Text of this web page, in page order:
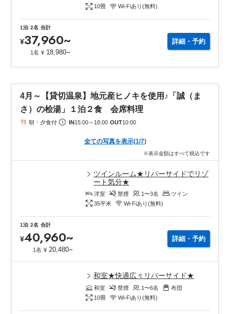
10畳 Wi-Fiあり(無料)
1泊 2名 合計
¥37,960~
1名 ¥ 18,980~
詳細・予約
4月～【貸切温泉】地元産ヒノキを使用♪「誠（ま
さ）の桧湯」１泊２食 会席料理
朝・夕食付 IN15:00～ 18:00 OUT10:00
全ての写真を表示(1/7)
※表示金額はすべて税込です
ツインルーム★リバーサイドでリゾ
ート気分★
洋室 禁煙 1〜3名
ツイン
35平米 Wi-Fiあり(無料)
1泊 2名 合計
¥40,960~
1名 ¥ 20,480~
詳細・予約
和室★快適広々リバーサイド★
和室 禁煙 1〜6名
布団
10畳 Wi-Fiあり(無料)